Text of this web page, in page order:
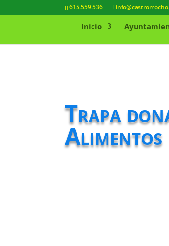
615.559.536
Inicio
Trapa
Alimentos